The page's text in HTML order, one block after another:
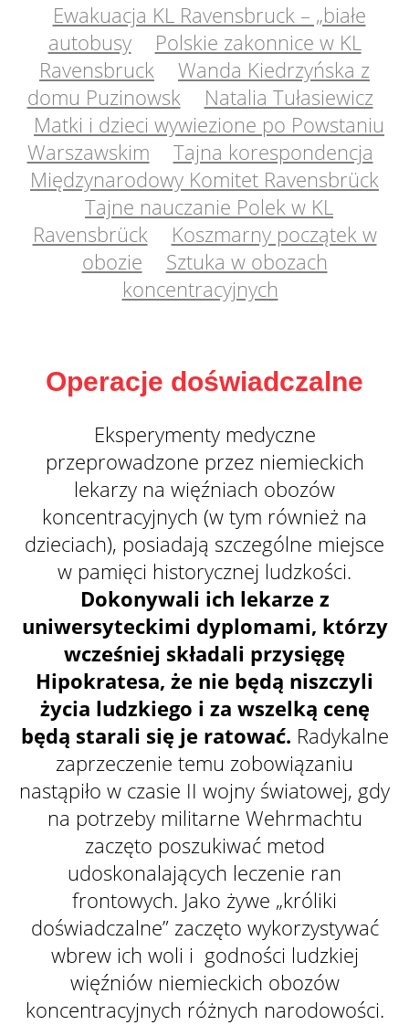
Ewakuacja KL Ravensbruck – „białe
autobusy
Polskie zakonnice w KL
Ravensbruck
Wanda Kiedrzyńska z
domu Puzinowsk
Natalia Tułasiewicz
Matki i dzieci wywiezione po Powstaniu
Warszawskim
Tajna korespondencja
Międzynarodowy Komitet Ravensbrück
Tajne nauczanie Polek w KL
Ravensbrück
Koszmarny początek w
obozie
Sztuka w obozach
koncentracyjnych
Operacje doświadczalne
Eksperymenty medyczne
przeprowadzone przez niemieckich
lekarzy na więźniach obozów
koncentracyjnych (w tym również na
dzieciach), posiadają szczególne miejsce
w pamięci historycznej ludzkości.
Dokonywali ich lekarze z
uniwersyteckimi dyplomami, którzy
wcześniej składali przysięgę
Hipokratesa, że nie będą niszczyli
życia ludzkiego i za wszelką cenę
będą starali się je ratować. Radykalne
zaprzeczenie temu zobowiązaniu
nastąpiło w czasie II wojny światowej, gdy
na potrzeby militarne Wehrmachtu
zaczęto poszukiwać metod
udoskonalających leczenie ran
frontowych. Jako żywe „króliki
doświadczalne” zaczęto wykorzystywać
wbrew ich woli i godności ludzkiej
więźniów niemieckich obozów
koncentracyjnych różnych narodowości.